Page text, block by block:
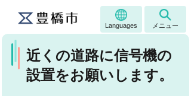
Languages メニュー
近くの道路に信号機の
設置をお願いします。